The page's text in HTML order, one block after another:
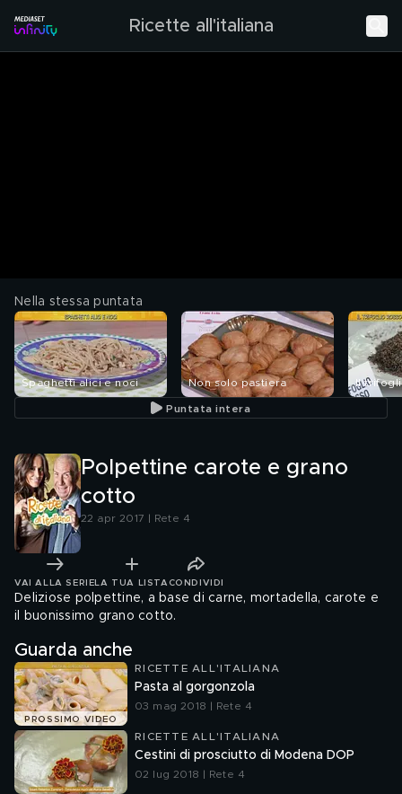
Ricette all'italiana
Nella stessa puntata
Spaghetti alici e noci Non solo pastiera Il
Puntata intera
Polpettine carote e grano
cotto
22 apr 2017 | Rete 4
VAI ALLA SERIE LA TUA LISTA CONDIVIDI
Deliziose polpettine, a base di carne, mortadella, carote e
il buonissimo grano cotto.
Guarda anche
PROSSIMO VIDEO
RICETTE ALL'ITALIANA
Pasta al gorgonzola
03 mag 2018 | Rete 4
RICETTE ALL'ITALIANA
Cestini di prosciutto di Modena DOP
02 lug 2018 | Rete 4